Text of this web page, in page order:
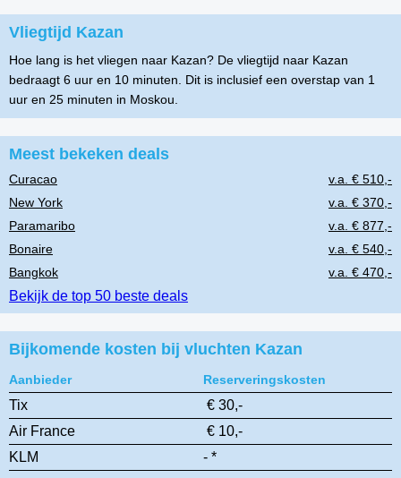
Vliegtijd Kazan
Hoe lang is het vliegen naar Kazan? De vliegtijd naar Kazan
bedraagt 6 uur en 10 minuten. Dit is inclusief een overstap van 1
uur en 25 minuten in Moskou.
Meest bekeken deals
Curacao
v.a. € 510,-
New York
v.a. € 370,-
Paramaribo
v.a. € 877,-
Bonaire
v.a. € 540,-
Bangkok
v.a. € 470,-
Bekijk de top 50 beste deals
Bijkomende kosten bij vluchten Kazan
Aanbieder Reserveringskosten
Tix
€ 30,-
Air France
€ 10,-
KLM
- *